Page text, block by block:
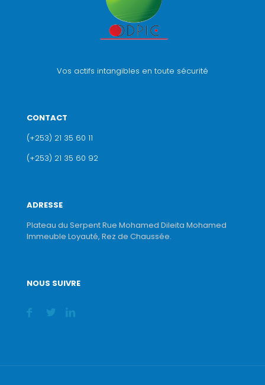
Vos actifs intangibles en toute sécurité
CONTACT
(+253) 21 35 60 11
(+253) 21 35 60 92
ADRESSE
Plateau du Serpent Rue Mohamed Dileita Mohamed
Immeuble Loyauté, Rez de Chaussée.
NOUS SUIVRE